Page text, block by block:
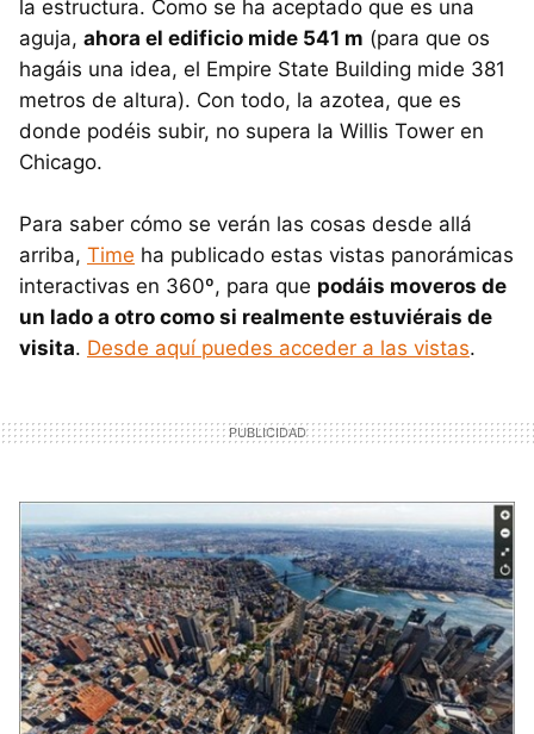
la estructura. Como se ha aceptado que es una
aguja, ahora el edificio mide 541 m (para que os
hagáis una idea, el Empire State Building mide 381
metros de altura). Con todo, la azotea, que es
donde podéis subir, no supera la Willis Tower en
Chicago.
Para saber cómo se verán las cosas desde allá
arriba, Time ha publicado estas vistas panorámicas
interactivas en 360º, para que podáis moveros de
un lado a otro como si realmente estuviérais de
visita. Desde aquí puedes acceder a las vistas.